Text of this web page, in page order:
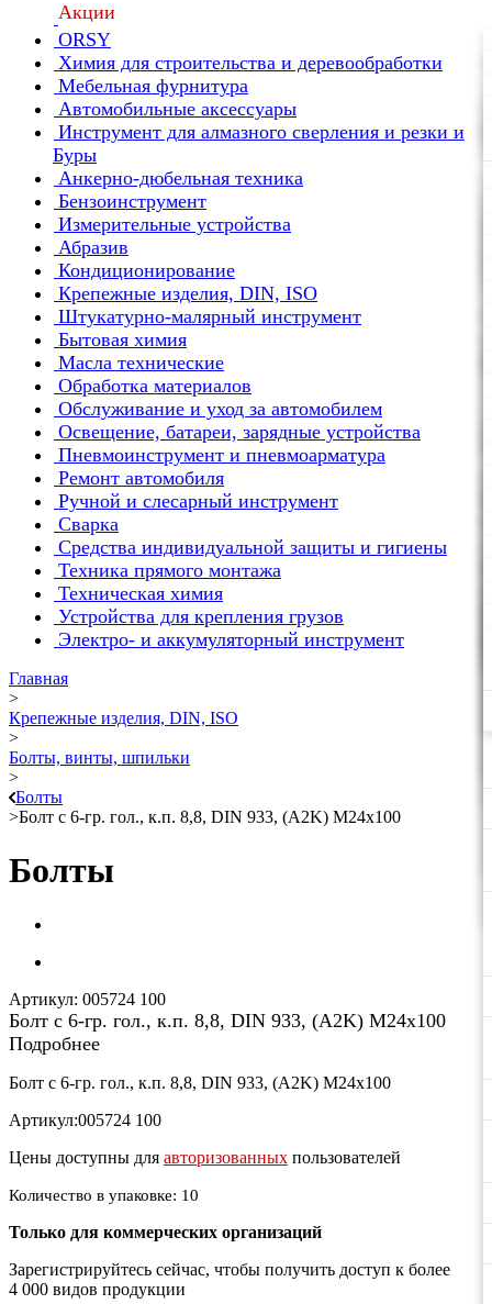
Акции
ORSY
Химия для строительства и деревообработки
Мебельная фурнитура
Автомобильные аксессуары
Инструмент для алмазного сверления и резки и
Буры
Анкерно-дюбельная техника
Бензоинструмент
Измерительные устройства
Абразив
Кондиционирование
Крепежные изделия, DIN, ISO
Штукатурно-малярный инструмент
Бытовая химия
Масла технические
Обработка материалов
Обслуживание и уход за автомобилем
Освещение, батареи, зарядные устройства
Пневмоинструмент и пневмоарматура
Ремонт автомобиля
Ручной и слесарный инструмент
Сварка
Средства индивидуальной защиты и гигиены
Техника прямого монтажа
Техническая химия
Устройства для крепления грузов
Электро- и аккумуляторный инструмент
Главная
>
Крепежные изделия, DIN, ISO
>
Болты, винты, шпильки
>
Болты
>Болт с 6-гр. гол., к.п. 8,8, DIN 933, (A2K) М24х100
Болты
Артикул: 005724 100
Болт с 6-гр. гол., к.п. 8,8, DIN 933, (A2K) М24х100
Подробнее
Болт с 6-гр. гол., к.п. 8,8, DIN 933, (A2K) М24х100
Артикул:005724 100
Цены доступны для авторизованных пользователей
Количество в упаковке: 10
Только для коммерческих организаций
Зарегистрируйтесь сейчас, чтобы получить доступ к более
4 000 видов продукции